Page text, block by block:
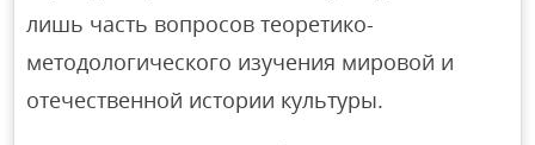
лишь часть вопросов теоретико-
методологического изучения мировой и
отечественной истории культуры.